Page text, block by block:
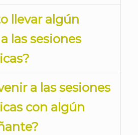
llevar algún
las sesiones
a las sesiones
con algún